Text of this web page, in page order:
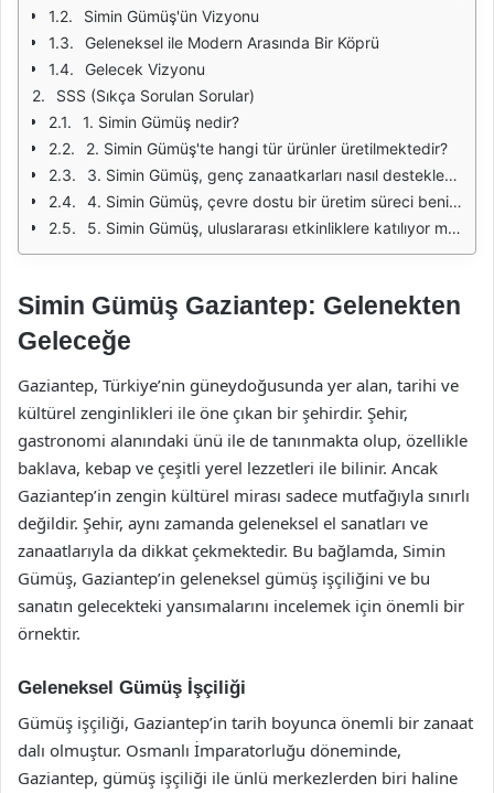
Simin Gümüş'ün Vizyonu
Geleneksel ile Modern Arasında Bir Köprü
Gelecek Vizyonu
SSS (Sıkça Sorulan Sorular)
1. Simin Gümüş nedir?
2. Simin Gümüş'te hangi tür ürünler üretilmektedir?
3. Simin Gümüş, genç zanaatkarları nasıl desteklemektedir?
4. Simin Gümüş, çevre dostu bir üretim süreci benimsiyor mu?
5. Simin Gümüş, uluslararası etkinliklere katılıyor mu?
Simin Gümüş Gaziantep: Gelenekten
Geleceğe
Gaziantep, Türkiye’nin güneydoğusunda yer alan, tarihi ve
kültürel zenginlikleri ile öne çıkan bir şehirdir. Şehir,
gastronomi alanındaki ünü ile de tanınmakta olup, özellikle
baklava, kebap ve çeşitli yerel lezzetleri ile bilinir. Ancak
Gaziantep’in zengin kültürel mirası sadece mutfağıyla sınırlı
değildir. Şehir, aynı zamanda geleneksel el sanatları ve
zanaatlarıyla da dikkat çekmektedir. Bu bağlamda, Simin
Gümüş, Gaziantep’in geleneksel gümüş işçiliğini ve bu
sanatın gelecekteki yansımalarını incelemek için önemli bir
örnektir.
Geleneksel Gümüş İşçiliği
Gümüş işçiliği, Gaziantep’in tarih boyunca önemli bir zanaat
dalı olmuştur. Osmanlı İmparatorluğu döneminde,
Gaziantep, gümüş işçiliği ile ünlü merkezlerden biri haline